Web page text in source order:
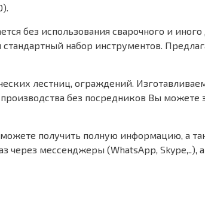
без использования сварочного и
набор инструментов.
лестниц, ограждений.
без посредников Вы можете
получить полную информацию, а
мессенджеры (WhatsApp, Skype,..),